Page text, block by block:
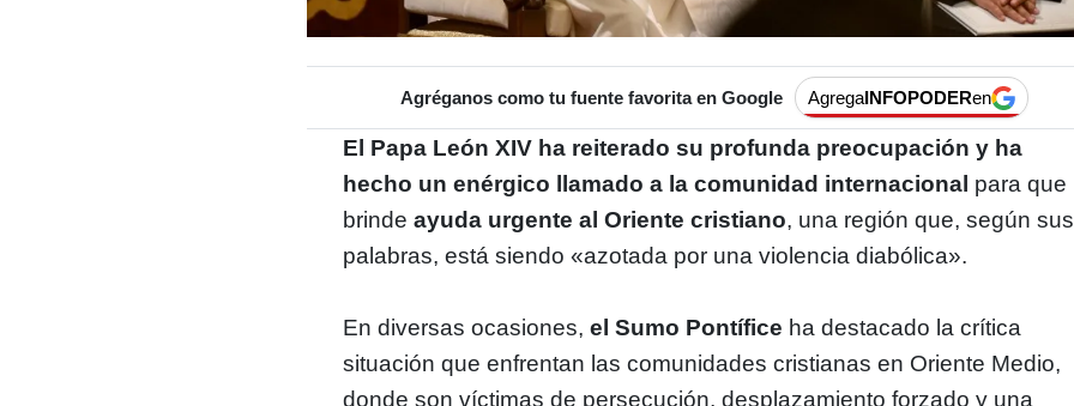
Agréganos como tu fuente favorita en Google AgregaINFOPODERen
El Papa León XIV ha reiterado su profunda preocupación y ha
hecho un enérgico llamado a la comunidad internacional para que
brindeayuda urgente al Oriente cristiano, una región que, según sus
palabras, está siendo «azotada por una violencia diabólica».
En diversas ocasiones,el Sumo Pontífice ha destacado la crítica
situación que enfrentan las comunidades cristianas en Oriente Medio,
donde son víctimas de persecución, desplazamiento forzado y una